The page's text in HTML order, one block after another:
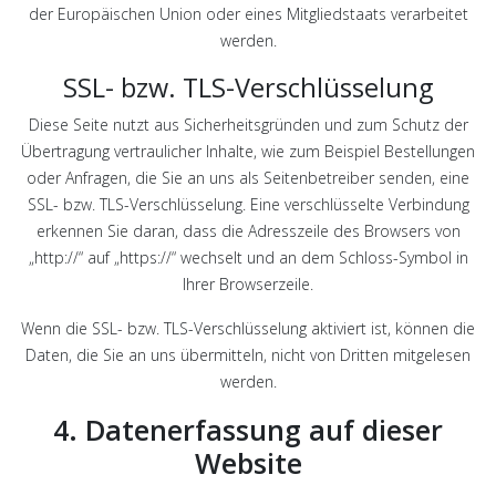
der Europäischen Union oder eines Mitgliedstaats verarbeitet
werden.
SSL- bzw. TLS-Verschlüsselung
Diese Seite nutzt aus Sicherheitsgründen und zum Schutz der
Übertragung vertraulicher Inhalte, wie zum Beispiel Bestellungen
oder Anfragen, die Sie an uns als Seitenbetreiber senden, eine
SSL- bzw. TLS-Verschlüsselung. Eine verschlüsselte Verbindung
erkennen Sie daran, dass die Adresszeile des Browsers von
„http://“ auf „https://“ wechselt und an dem Schloss-Symbol in
Ihrer Browserzeile.
Wenn die SSL- bzw. TLS-Verschlüsselung aktiviert ist, können die
Daten, die Sie an uns übermitteln, nicht von Dritten mitgelesen
werden.
4. Datenerfassung auf dieser
Website